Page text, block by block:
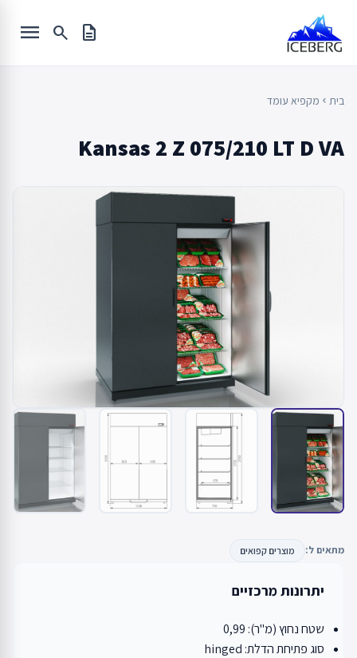
content
description
search
menu
בית chevron_left מקפיא עומד
Kansas 2 Z 075/210 LT D VA
מתאים ל: מוצרים קפואים
יתרונות מרכזיים
שטח נחוץ (מ"ר): 0,99
סוג פתיחת הדלת: hinged